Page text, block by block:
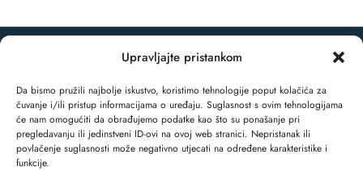
Upravljajte pristankom
Da bismo pružili najbolje iskustvo, koristimo tehnologije poput kolačića za
čuvanje i/ili pristup informacijama o uređaju. Suglasnost s ovim tehnologijama
će nam omogućiti da obrađujemo podatke kao što su ponašanje pri
pregledavanju ili jedinstveni ID-ovi na ovoj web stranici. Nepristanak ili
povlačenje suglasnosti može negativno utjecati na određene karakteristike i
funkcije.